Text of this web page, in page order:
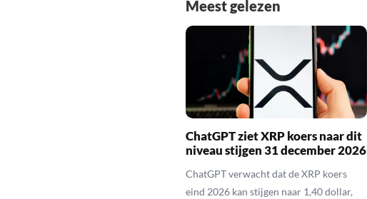
Meest gelezen
ChatGPT ziet XRP koers naar dit
niveau stijgen 31 december 2026
ChatGPT verwacht dat de XRP koers
eind 2026 kan stijgen naar 1,40 dollar,